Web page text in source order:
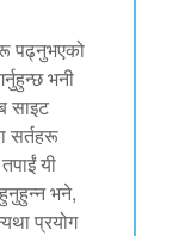
पढ्नुभएको
भनी
साइट
सर्तहरू
यी
भने,
प्रयोग